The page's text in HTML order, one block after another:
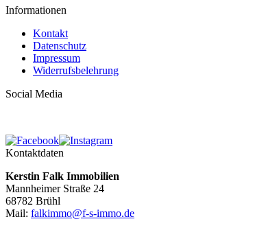
Informationen
Kontakt
Datenschutz
Impressum
Widerrufsbelehrung
Social Media
Kontaktdaten
Kerstin Falk Immobilien
Mannheimer Straße 24
68782 Brühl
Mail: falkimmo@f-s-immo.de